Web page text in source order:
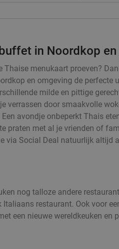
in Noordkop
menukaart proeven?
en omgeving de perfecte
milde en pittige
verrassen door smaakvolle
avondje onbeperkt Thais
praten met al je vrienden of
via Social Deal natuurlijk altijd
nog talloze andere
restaurant. Ook voor
een nieuwe wereldkeuken en